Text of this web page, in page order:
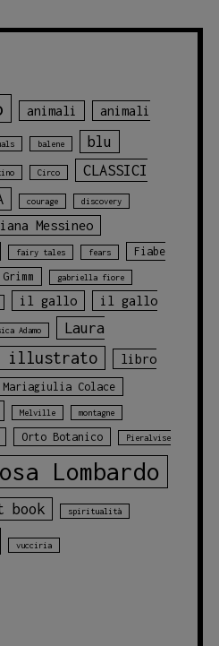
animali animali
balene blu
Circo
CLASSICI
courage discovery
Messineo
fairy tales fears
Fiabe
gabriella fiore
il gallo
il gallo
Adamo
Laura
illustrato
libro
Mariagiulia Colace
Melville montagne
Orto Botanico Pieralvise
Lombardo
book spiritualità
vucciria